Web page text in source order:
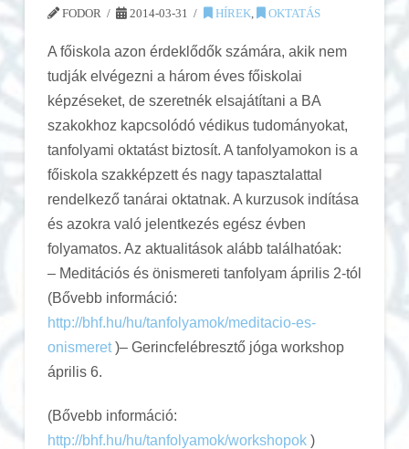
FODOR 2014-03-31 HÍREK, OKTATÁS
A főiskola azon érdeklődők számára, akik nem
tudják elvégezni a három éves főiskolai
képzéseket, de szeretnék elsajátítani a BA
szakokhoz kapcsolódó védikus tudományokat,
tanfolyami oktatást biztosít. A tanfolyamokon is a
főiskola szakképzett és nagy tapasztalattal
rendelkező tanárai oktatnak. A kurzusok indítása
és azokra való jelentkezés egész évben
folyamatos. Az aktualitások alább találhatóak:
– Meditációs és önismereti tanfolyam április 2-tól
(Bővebb információ:
http://bhf.hu/hu/tanfolyamok/meditacio-es-
onismeret)– Gerincfelébresztő jóga workshop
április 6.
(Bővebb információ:
http://bhf.hu/hu/tanfolyamok/workshopok)